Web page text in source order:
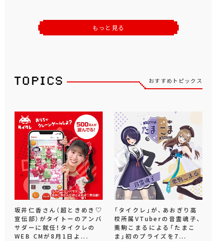
もっと見る
おすすめトピックス
坂井仁香さん（超ときめき♡
宣伝部）がタイトーのアンバ
サダーに就任！タイクレの
WEB CMが8月1日よ...
「タイクレ」が、あおぎり高
校所属VTuberの音霊魂子、
栗駒こまるによる「たまこ
ま」初のプライズを7...